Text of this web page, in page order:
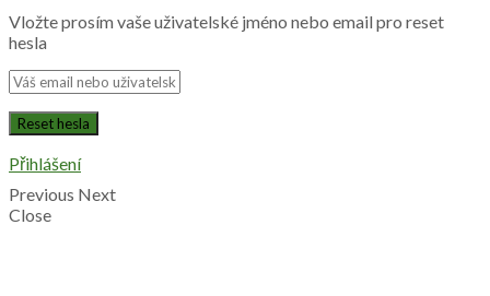
Vložte prosím vaše uživatelské jméno nebo email pro reset
hesla
Přihlášení
Previous Next
Close